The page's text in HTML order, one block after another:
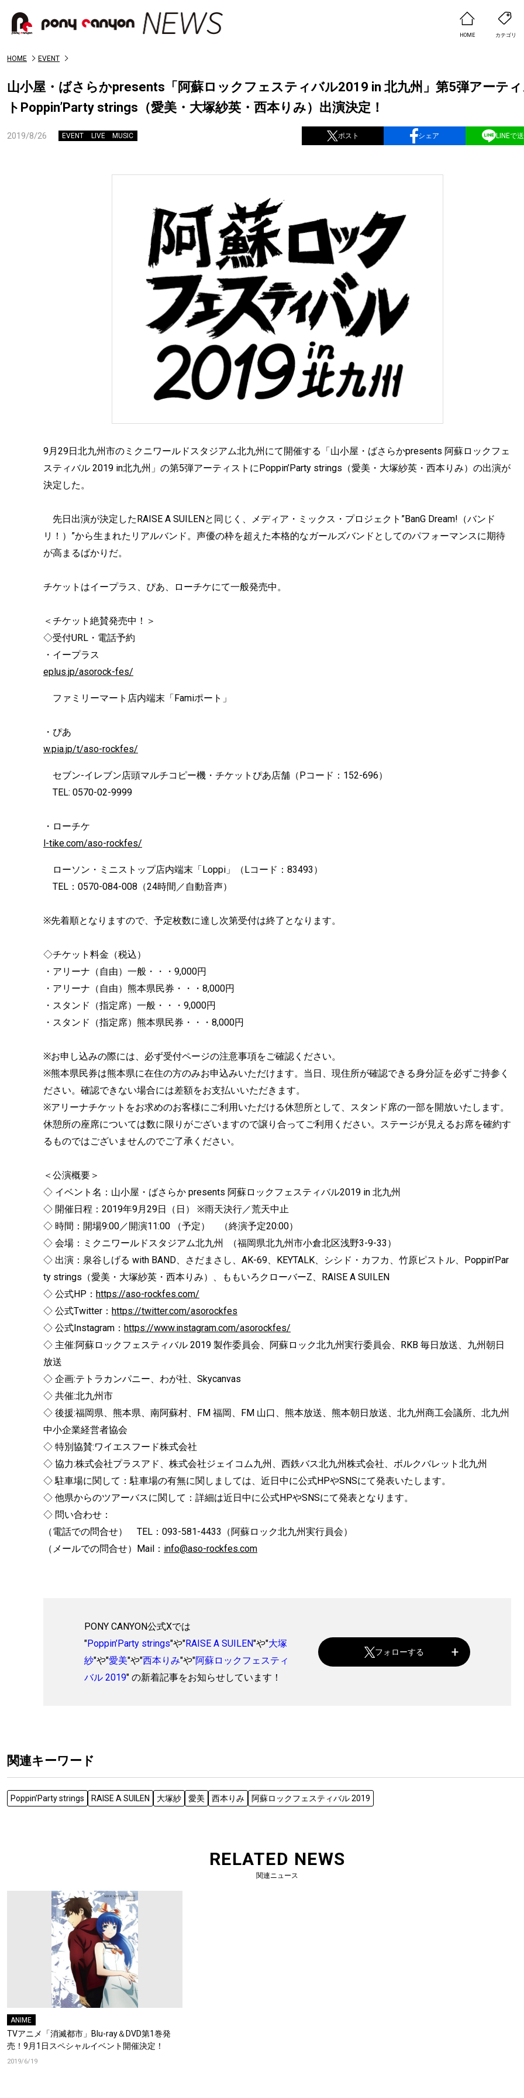
HOME カテゴリ
HOME EVENT
山小屋・ばさらかpresents「阿蘇ロックフェスティバル2019 in 北九州」第5弾アーテ
トPoppin’Party strings（愛美・大塚紗英・西本りみ）出演決定！
2019/8/26 EVENT LIVE MUSIC ポスト シェア LINEで
9月29日北九州市のミクニワールドスタジアム北九州にて開催する「山小屋・ばさらかpresents 阿蘇ロックフェ
スティバル 2019 in北九州」の第5弾アーティストにPoppin’Party strings（愛美・大塚紗英・西本りみ）の出演が
決定した。
先日出演が決定したRAISE A SUILENと同じく、メディア・ミックス・プロジェクト”BanG Dream!（バンド
リ！）”から生まれたリアルバンド。声優の枠を超えた本格的なガールズバンドとしてのパフォーマンスに期待
が高まるばかりだ。
チケットはイープラス、ぴあ、ローチケにて一般発売中。
＜チケット絶賛発売中！＞
◇受付URL・電話予約
・イープラス
eplus.jp/asorock-fes/
ファミリーマート店内端末「Famiポート」
・ぴあ
w.pia.jp/t/aso-rockfes/
セブン-イレブン店頭マルチコピー機・チケットぴあ店舗（Pコード：152-696）
TEL: 0570-02-9999
・ローチケ
l-tike.com/aso-rockfes/
ローソン・ミニストップ店内端末「Loppi」（Lコード：83493）
TEL：0570-084-008（24時間／自動音声）
※先着順となりますので、予定枚数に達し次第受付は終了となります。
◇チケット料金（税込）
・アリーナ（自由）一般・・・9,000円
・アリーナ（自由）熊本県民券・・・8,000円
・スタンド（指定席）一般・・・9,000円
・スタンド（指定席）熊本県民券・・・8,000円
※お申し込みの際には、必ず受付ページの注意事項をご確認ください。
※熊本県民券は熊本県に在住の方のみお申込みいただけます。当日、現住所が確認できる身分証を必ずご持参く
ださい。確認できない場合には差額をお支払いいただきます。
※アリーナチケットをお求めのお客様にご利用いただける休憩所として、スタンド席の一部を開放いたします。
休憩所の座席については数に限りがございますので譲り合ってご利用ください。ステージが見えるお席を確約す
るものではございませんのでご了承ください。
＜公演概要＞
◇ イベント名：山小屋・ばさらか presents 阿蘇ロックフェスティバル2019 in 北九州
◇ 開催日程：2019年9月29日（日） ※雨天決行／荒天中止
◇ 時間：開場9:00／開演11:00 （予定） （終演予定20:00）
◇ 会場：ミクニワールドスタジアム北九州 （福岡県北九州市小倉北区浅野3-9-33）
◇ 出演：泉谷しげる with BAND、さだまさし、AK-69、KEYTALK、シシド・カフカ、竹原ピストル、Poppin’Par
ty strings（愛美・大塚紗英・西本りみ）、ももいろクローバーZ、RAISE A SUILEN
◇ 公式HP： https://aso-rockfes.com/
◇ 公式Twitter： https://twitter.com/asorockfes
◇ 公式Instagram： https://www.instagram.com/asorockfes/
◇ 主催:阿蘇ロックフェスティバル 2019 製作委員会、阿蘇ロック北九州実行委員会、RKB 毎日放送、九州朝日
放送
◇ 企画:テトラカンパニー、わが社、Skycanvas
◇ 共催:北九州市
◇ 後援:福岡県、熊本県、南阿蘇村、FM 福岡、FM 山口、熊本放送、熊本朝日放送、北九州商工会議所、北九州
中小企業経営者協会
◇ 特別協賛:ワイエスフード株式会社
◇ 協力:株式会社プラスアド、株式会社ジェイコム九州、西鉄バス北九州株式会社、ボルクバレット北九州
◇ 駐車場に関して：駐車場の有無に関しましては、近日中に公式HPやSNSにて発表いたします。
◇ 他県からのツアーバスに関して：詳細は近日中に公式HPやSNSにて発表となります。
◇ 問い合わせ：
（電話での問合せ） TEL：093-581-4433（阿蘇ロック北九州実行員会）
（メールでの問合せ）Mail： info@aso-rockfes.com
PONY CANYON公式Xでは
"Poppin’Party strings"や"RAISE A SUILEN"や"大塚
紗"や"愛美"や"西本りみ"や"阿蘇ロックフェスティ
バル 2019" の新着記事をお知らせしています！
フォローする
関連キーワード
Poppin’Party strings RAISE A SUILEN 大塚紗 愛美 西本りみ 阿蘇ロックフェスティバル 2019
RELATED NEWS
関連ニュース
ANIME
TVアニメ「消滅都市」Blu-ray＆DVD第1巻発
売！9月1日スペシャルイベント開催決定！
2019/6/19